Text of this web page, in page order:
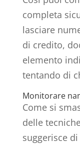
completa
lasciare
di credito,
elemento
tentando di
Monitorare
Come si
delle
suggerisce